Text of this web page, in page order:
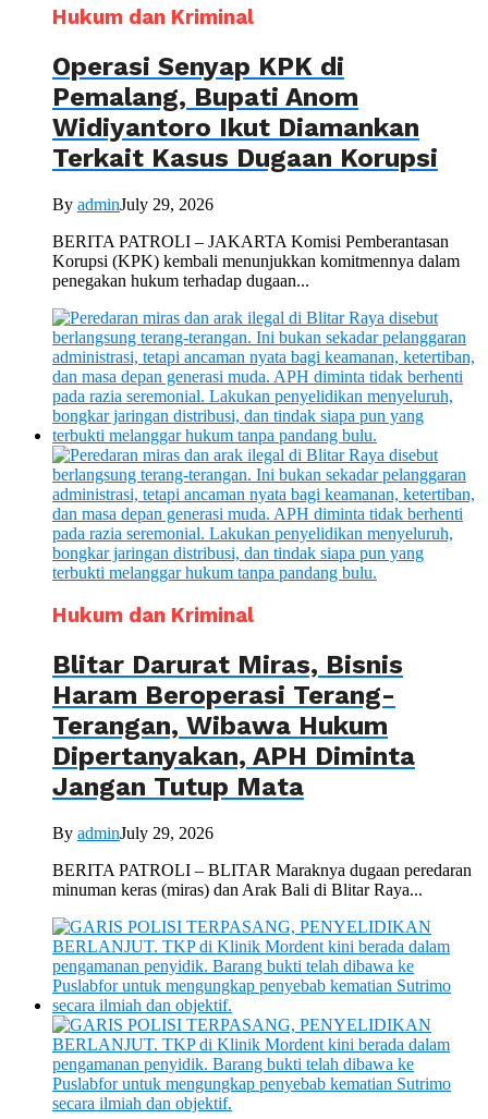
Hukum dan Kriminal
Operasi Senyap KPK di
Pemalang, Bupati Anom
Widiyantoro Ikut Diamankan
Terkait Kasus Dugaan Korupsi
By adminJuly 29, 2026
BERITA PATROLI – JAKARTA Komisi Pemberantasan
Korupsi (KPK) kembali menunjukkan komitmennya dalam
penegakan hukum terhadap dugaan...
Hukum dan Kriminal
Blitar Darurat Miras, Bisnis
Haram Beroperasi Terang-
Terangan, Wibawa Hukum
Dipertanyakan, APH Diminta
Jangan Tutup Mata
By adminJuly 29, 2026
BERITA PATROLI – BLITAR Maraknya dugaan peredaran
minuman keras (miras) dan Arak Bali di Blitar Raya...